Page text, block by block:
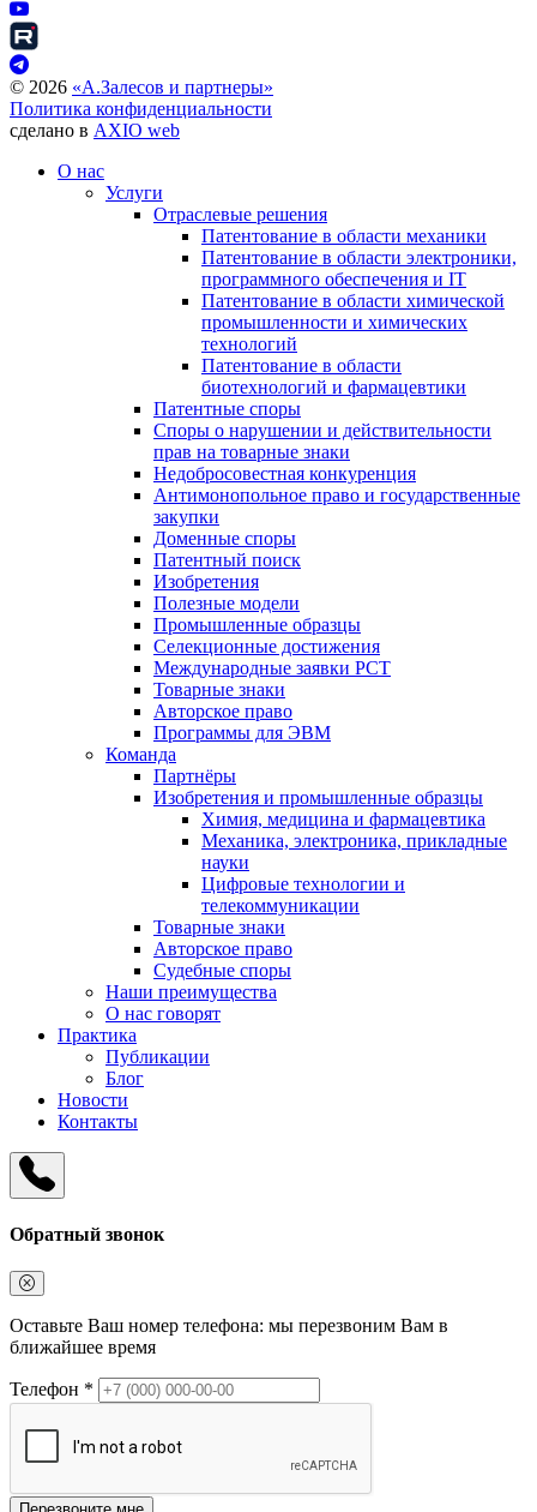
© 2026 «А.Залесов и партнеры»
Политика конфиденциальности
сделано в AXIO web
О нас
Услуги
Отраслевые решения
Патентование в области механики
Патентование в области электроники,
программного обеспечения и IT
Патентование в области химической
промышленности и химических
технологий
Патентование в области
биотехнологий и фармацевтики
Патентные споры
Споры о нарушении и действительности
прав на товарные знаки
Недобросовестная конкуренция
Антимонопольное право и государственные
закупки
Доменные споры
Патентный поиск
Изобретения
Полезные модели
Промышленные образцы
Селекционные достижения
Международные заявки PCT
Товарные знаки
Авторское право
Программы для ЭВМ
Команда
Партнёры
Изобретения и промышленные образцы
Химия, медицина и фармацевтика
Механика, электроника, прикладные
науки
Цифровые технологии и
телекоммуникации
Товарные знаки
Авторское право
Судебные споры
Наши преимущества
О нас говорят
Практика
Публикации
Блог
Новости
Контакты
Обратный звонок
Оставьте Ваш номер телефона: мы перезвоним Вам в
ближайшее время
Телефон *